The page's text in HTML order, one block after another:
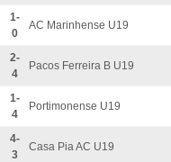
1-
0
AC Marinhense U19
2-
4
Pacos Ferreira B U19
1-
4
Portimonense U19
4-
3
Casa Pia AC U19